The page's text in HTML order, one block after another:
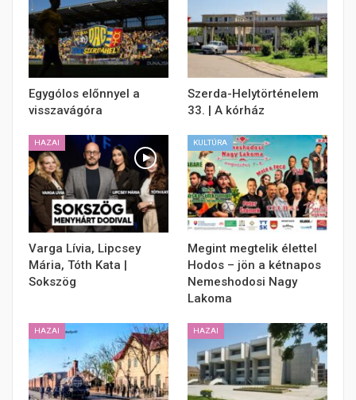
Egygólos előnnyel a
visszavágóra
Szerda-Helytörténelem
33. | A kórház
HAZAI
Varga Lívia, Lipcsey
Mária, Tóth Kata |
Sokszög
KULTÚRA
Megint megtelik élettel
Hodos – jön a kétnapos
Nemeshodosi Nagy
Lakoma
HAZAI HAZAI